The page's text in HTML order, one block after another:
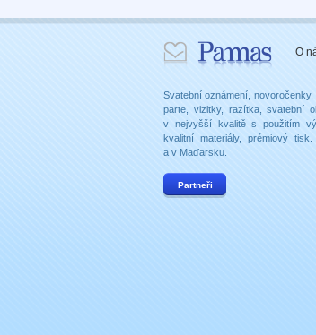
O
Svatební oznámení,
parte, vizitky, razítka, svatební
v nejvyšší kvalitě s použitím
kvalitní materiály, prémiový
a v Maďarsku.
Partneři